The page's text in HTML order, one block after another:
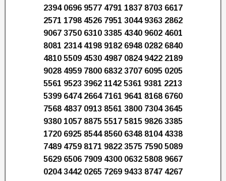
2394 0696 9577 4791 1837 8703 6617
2571 1798 4526 7951 3044 9363 2862
9067 3750 6310 3385 4340 9602 4601
8081 2314 4198 9182 6948 0282 6840
4810 5509 4530 4987 0824 9422 2189
9028 4959 7800 6832 3707 6095 0205
5561 9523 3962 1142 5361 9381 2213
5399 6474 2664 7161 9641 8168 6760
7568 4837 0913 8561 3800 7304 3645
9380 1057 8875 5517 5815 9826 3385
1720 6925 8544 8560 6348 8104 4338
7489 4759 8171 9822 3575 7590 5089
5629 6506 7909 4300 0632 5808 9667
0204 3442 0265 7269 9433 8747 4267